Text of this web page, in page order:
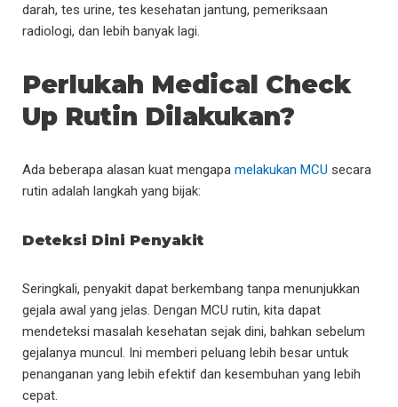
darah, tes urine, tes kesehatan jantung, pemeriksaan
radiologi, dan lebih banyak lagi.
Perlukah Medical Check
Up Rutin Dilakukan?
Ada beberapa alasan kuat mengapa melakukan MCU secara
rutin adalah langkah yang bijak:
Deteksi Dini Penyakit
Seringkali, penyakit dapat berkembang tanpa menunjukkan
gejala awal yang jelas. Dengan MCU rutin, kita dapat
mendeteksi masalah kesehatan sejak dini, bahkan sebelum
gejalanya muncul. Ini memberi peluang lebih besar untuk
penanganan yang lebih efektif dan kesembuhan yang lebih
cepat.